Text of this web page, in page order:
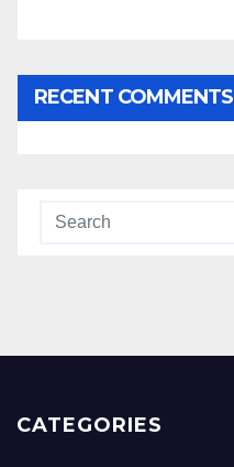
RECENT COMMENTS
CATEGORIES